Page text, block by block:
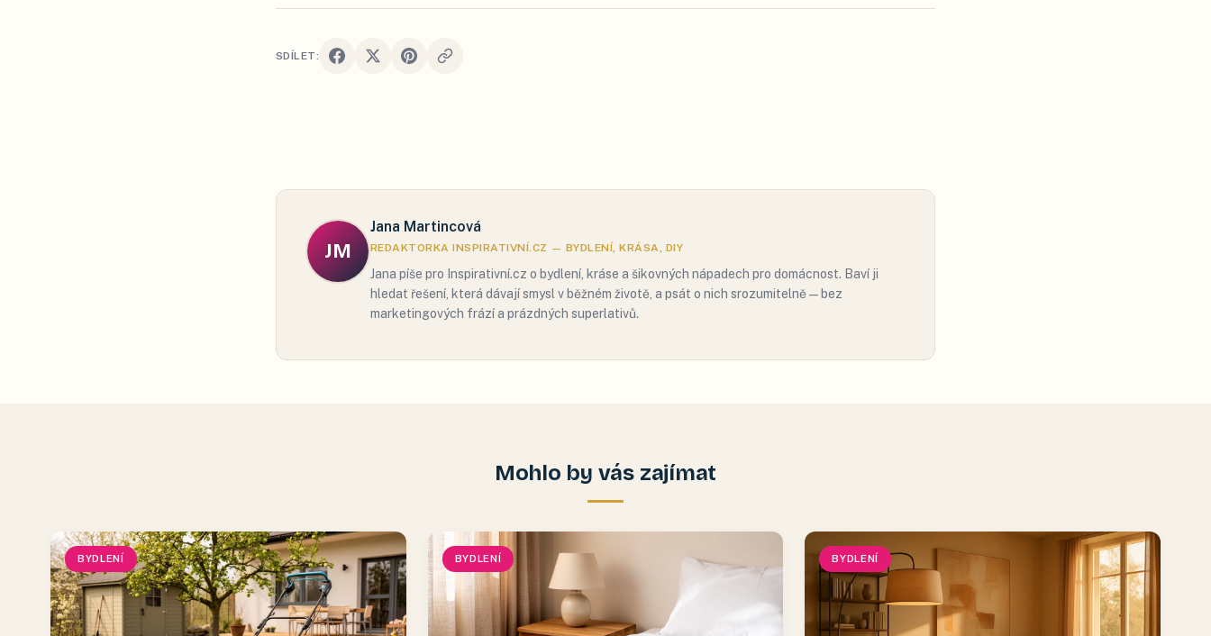
SDÍLET:
JM
Jana Martincová
REDAKTORKA INSPIRATIVNÍ.CZ — BYDLENÍ, KRÁSA, DIY
Jana píše pro Inspirativní.cz o bydlení, kráse a šikovných nápadech pro domácnost. Baví ji
hledat řešení, která dávají smysl v běžném životě, a psát o nich srozumitelně — bez
marketingových frází a prázdných superlativů.
Mohlo by vás zajímat
BYDLENÍ BYDLENÍ BYDLENÍ